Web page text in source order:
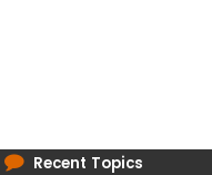
Recent Topics